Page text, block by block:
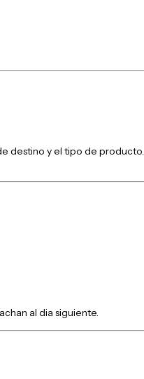
destino y el tipo de producto.
al dia siguiente.